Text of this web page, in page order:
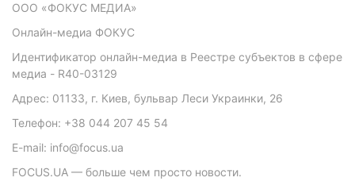
ООО «ФОКУС МЕДИА»
Онлайн-медиа ФОКУС
Идентификатор онлайн-медиа в Реестре субъектов в сфере
медиа - R40-03129
Адрес: 01133, г. Киев, бульвар Леси Украинки, 26
Телефон: +38 044 207 45 54
E-mail: info@focus.ua
FOCUS.UA — больше чем просто новости.